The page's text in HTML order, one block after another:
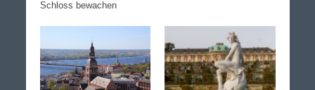
Schloss bewachen